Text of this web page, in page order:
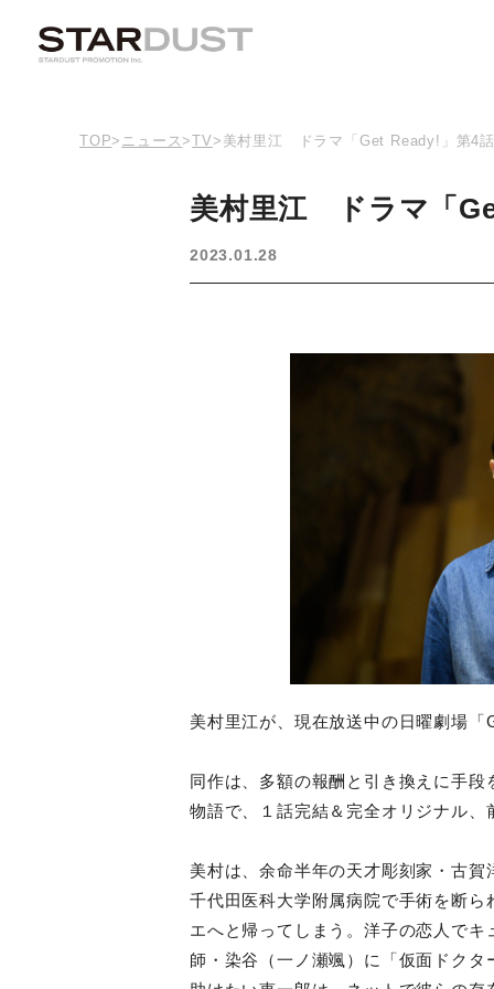
TOP> ニュース>TV> 美村里江 ドラマ「Get Ready!」第4
美村里江 ドラマ「
2023.01.28
美村里江が、現在放送中の日曜劇場
同作は、多額の報酬と引き換えに手
物語で、１話完結＆完全オリジナル、
美村は、余命半年の天才彫刻家・古賀
千代田医科大学附属病院で手術を断
エへと帰ってしまう。洋子の恋人でキ
師・染谷（一ノ瀬颯） に「仮面ドクタ